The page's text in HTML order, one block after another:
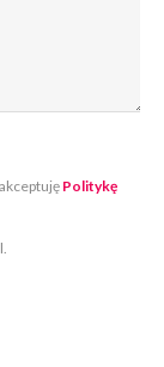
Politykę